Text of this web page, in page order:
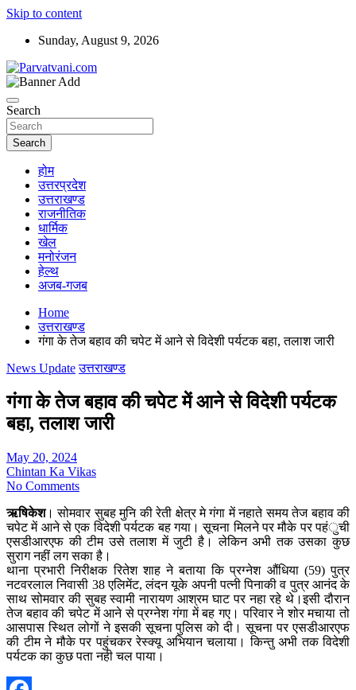
Skip to content
Sunday, August 9, 2026
Parvatvani.com
Search
Search
होम
उत्तरप्रदेश
उत्तराखण्ड
राजनीतिक
धार्मिक
खेल
मनोरंजन
हेल्थ
अजब-गजब
Home
उत्तराखण्ड
गंगा के तेज बहाव की चपेट में आने से विदेशी पर्यटक बहा, तलाश जारी
News Update उत्तराखण्ड
गंगा के तेज बहाव की चपेट में आने से विदेशी पर्यटक
बहा, तलाश जारी
May 20, 2024
Chintan Ka Vikas
No Comments
ऋषिकेश। सोमवार सुबह मुनि की रेती क्षेत्र मे गंगा में नहाते समय तेज बहाव की
चपेट में आने से एक विदेशी पर्यटक बह गया। सूचना मिलने पर मौके पर पहंुची
एसडीआरएफ की टीम उसे तलाश में जुटी है। लेकिन अभी तक उसका कुछ
सुराग नहीं लग सका है।
थाना प्रभारी निरीक्षक रितेश शाह ने बताया कि प्रग्नेश औंधिया (59) पुत्र
नटवरलाल निवासी 38 एलिमेंट, लंदन यूके अपनी पत्नी पिनाकी व पुत्र आनंद के
साथ सोमवार की सुबह स्वामी नारायण आश्रम घाट पर नहा रहे थे।इसी दौरान
तेज बहाव की चपेट में आने से प्रग्नेश गंगा में बह गए। परिवार ने शोर मचाया तो
आसपास स्थित लोगों ने इसकी सूचना पुलिस को दी। सूचना पर एसडीआरएफ
की टीम ने मौके पर पहुंचकर रेस्क्यू अभियान चलाया। किन्तु अभी तक विदेशी
पर्यटक का कुछ पता नही चल पाया।